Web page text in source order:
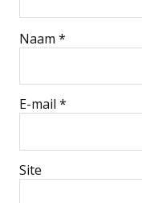
Naam *
E-mail *
Site